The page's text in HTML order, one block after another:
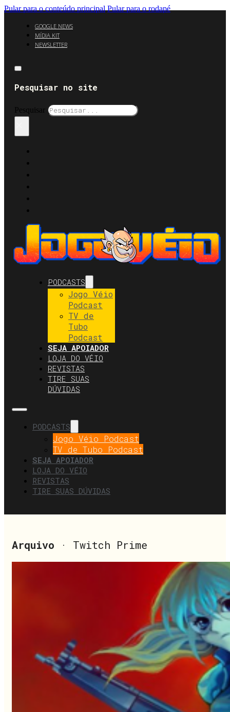
Pular para o conteúdo principal Pular para o rodapé
GOOGLE NEWS
MÍDIA KIT
NEWSLETTER
Pesquisar no site
Pesquisar
PODCASTS
Jogo Véio
Podcast
TV de
Tubo
Podcast
SEJA APOIADOR
LOJA DO VÉIO
REVISTAS
TIRE SUAS
DÚVIDAS
PODCASTS
Jogo Véio Podcast
TV de Tubo Podcast
SEJA APOIADOR
LOJA DO VÉIO
REVISTAS
TIRE SUAS DÚVIDAS
Arquivo · Twitch Prime